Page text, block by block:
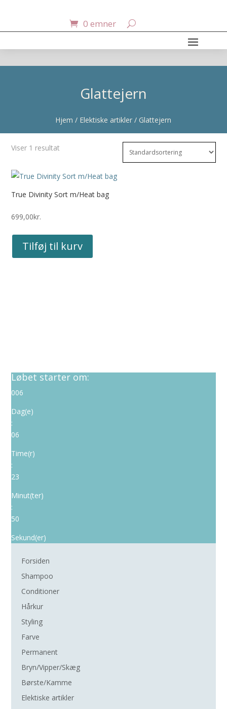
0 emner
Glattejern
Hjem / Elektiske artikler / Glattejern
Forsiden
Shampoo
Conditioner
Hårkur
Styling
Farve
Permanent
Bryn/Vipper/Skæg
Børste/Kamme
Elektiske artikler
Viser 1 resultat
True Divinity Sort m/Heat bag
699,00kr.
Tilføj til kurv
Løbet starter om:
006
Dag(e)
:
06
Time(r)
:
23
Minut(ter)
:
50
Sekund(er)